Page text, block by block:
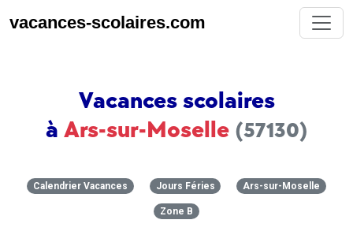
vacances-scolaires.com
Vacances scolaires
à Ars-sur-Moselle (57130)
Calendrier Vacances Jours Féries Ars-sur-Moselle
Zone B